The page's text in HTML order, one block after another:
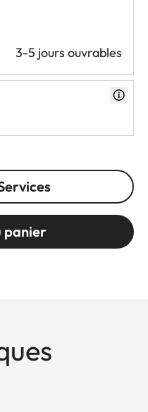
3-5 jours ouvrables
panier